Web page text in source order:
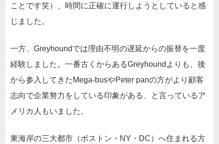
ことです笑）、時間に正確に運行しようとしていると感
じました。
一方、Greyhoundでは理由不明の遅延からの振替を一度
経験しました。一番古くからあるGreyhoundよりも、後
から参入してきたMega-busやPeter panの方がより顧客
志向で企業努力をしている印象がある、と言っているア
メリカ人もいました。
東海岸の三大都市（ボストン・NY・DC）へ住まれる方